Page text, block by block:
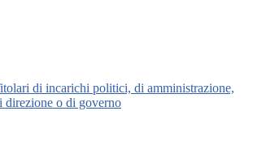
di incarichi politici, di amministrazione,
direzione o di governo